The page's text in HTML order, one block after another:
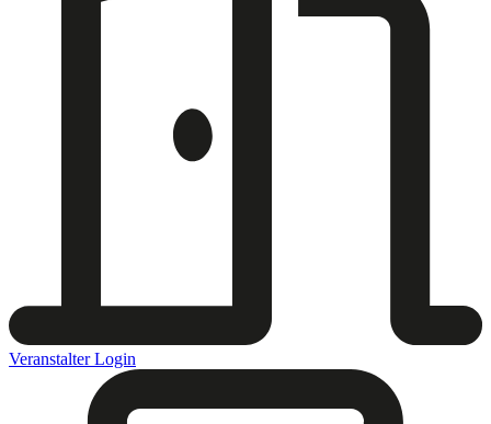
Veranstalter Login